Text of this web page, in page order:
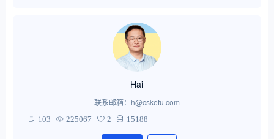
Hai
联系邮箱：h@cskefu.com
103 225067 2 15188